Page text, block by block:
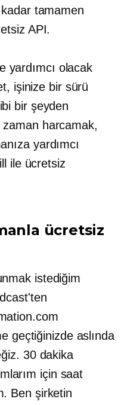
tamamen
API.
yardımcı olacak
işinize bir sürü
bir şeyden
harcamak,
yardımcı
ile ücretsiz
ücretsiz
istediğim
geçtiğinizde aslında
30 dakika
için saat
Ben şirketin